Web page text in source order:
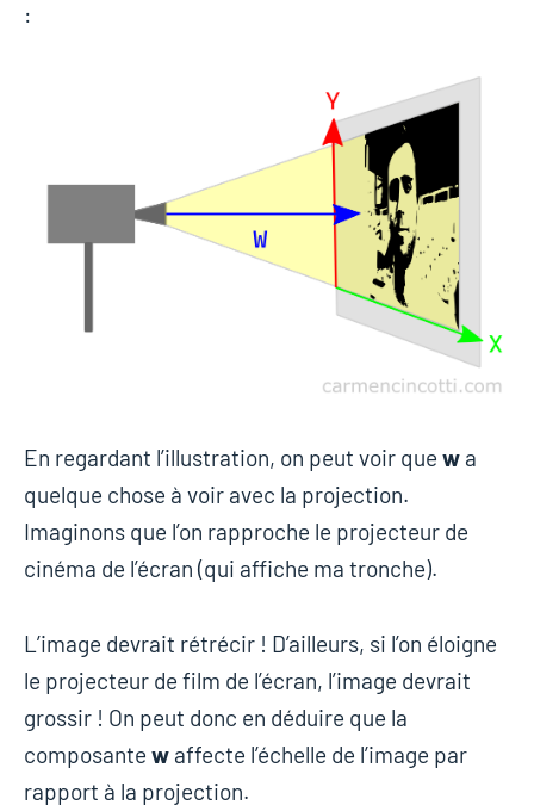
:
En regardant l’illustration, on peut voir que w a
quelque chose à voir avec la projection.
Imaginons que l’on rapproche le projecteur de
cinéma de l’écran (qui affiche ma tronche).
L’image devrait rétrécir ! D’ailleurs, si l’on éloigne
le projecteur de film de l’écran, l’image devrait
grossir ! On peut donc en déduire que la
composante w affecte l’échelle de l’image par
rapport à la projection.